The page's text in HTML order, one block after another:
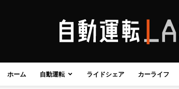
ホーム 自動運転 ライドシェア カーライフ